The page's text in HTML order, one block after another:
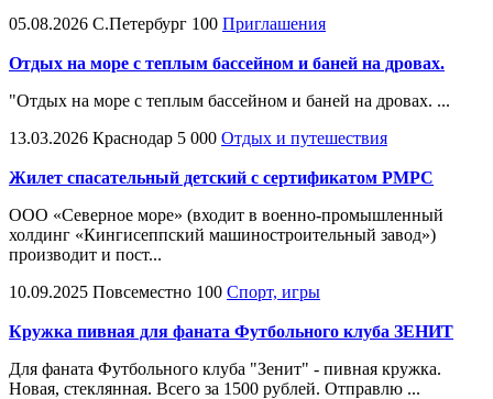
05.08.2026 С.Петербург 100 Приглашения
Отдых на море с теплым бассейном и баней на дровах.
"Отдых на море с теплым бассейном и баней на дровах. ...
13.03.2026 Краснодар 5 000 Отдых и путешествия
Жилет спасательный детский с сертификатом РМРС
ООО «Северное море» (входит в военно-промышленный
холдинг «Кингисеппский машиностроительный завод»)
производит и пост...
10.09.2025 Повсеместно 100 Спорт, игры
Кружка пивная для фаната Футбольного клуба ЗЕНИТ
Для фаната Футбольного клуба "Зенит" - пивная кружка.
Новая, стеклянная. Всего за 1500 рублей. Отправлю ...